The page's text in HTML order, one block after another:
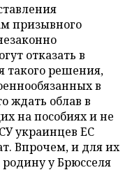
призывного
отказать в
такого решения,
в
ждать облав в
на пособиях и не
украинцев ЕС
Впрочем, и для их
у Брюсселя